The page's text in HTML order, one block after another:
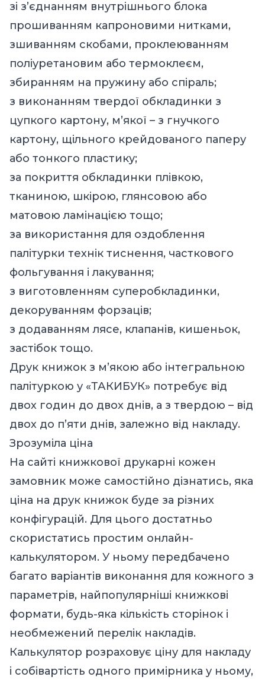
зі з’єднанням внутрішнього блока
прошиванням капроновими нитками,
зшиванням скобами, проклеюванням
поліуретановим або термоклеєм,
збиранням на пружину або спіраль;
з виконанням твердої обкладинки з
цупкого картону, м’якої – з гнучкого
картону, щільного крейдованого паперу
або тонкого пластику;
за покриття обкладинки плівкою,
тканиною, шкірою, глянсовою або
матовою ламінацією тощо;
за використання для оздоблення
палітурки технік тиснення, часткового
фольгування і лакування;
з виготовленням суперобкладинки,
декоруванням форзаців;
з додаванням лясе, клапанів, кишеньок,
застібок тощо.
Друк книжок з м’якою або інтегральною
палітуркою у «ТАКИБУК» потребує від
двох годин до двох днів, а з твердою – від
двох до п’яти днів, залежно від накладу.
Зрозуміла ціна
На сайті книжкової друкарні кожен
замовник може самостійно дізнатись, яка
ціна на друк книжок буде за різних
конфігурацій. Для цього достатньо
скористатись простим онлайн-
калькулятором. У ньому передбачено
багато варіантів виконання для кожного з
параметрів, найпопулярніші книжкові
формати, будь-яка кількість сторінок і
необмежений перелік накладів.
Калькулятор розраховує ціну для накладу
і собівартість одного примірника у ньому,